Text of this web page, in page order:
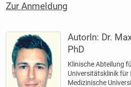
Zur Anmeldung
AutorIn: Dr.
PhD
Klinische Abteilung
Universitätsklinik für
Medizinische